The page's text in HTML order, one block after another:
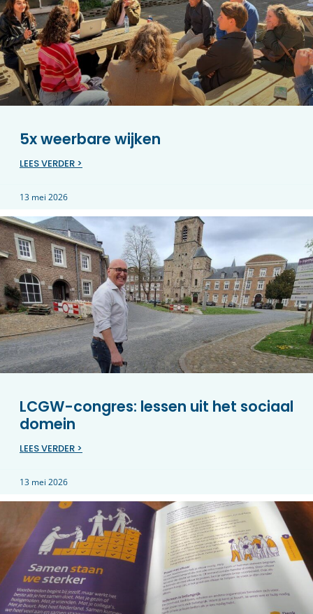
5x weerbare wijken
LEES VERDER >
13 mei 2026
LCGW-congres: lessen uit het sociaal
domein
LEES VERDER >
13 mei 2026